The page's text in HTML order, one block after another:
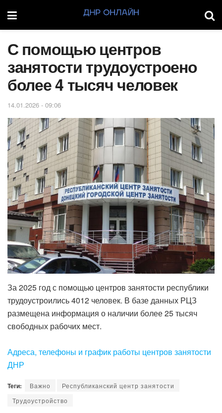
С помощью центров
занятости трудоустроено
более 4 тысяч человек
14.01.2026 - 09:06
За 2025 год с помощью центров занятости республики
трудоустроились 4012 человек. В базе данных РЦЗ
размещена информация о наличии более 25 тысяч
свободных рабочих мест.
‎Адреса, телефоны и график работы центров занятости
ДНР
Теги: Важно
Республиканский центр занятости
Трудоустройство